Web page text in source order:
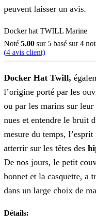
peuvent laisser un avis.
Docker hat TWILL Marine
Noté 5.00 sur 5 basé sur4
(4 avis client)
Docker Hat Twill,
l’origine porté par les
ou par les marins sur
nues et entendre le bruit
mesure du temps,
atterrir sur les têtes des
De nos jours, le petit
bonnet et la casquette, a
dans un large choix de
Détails: